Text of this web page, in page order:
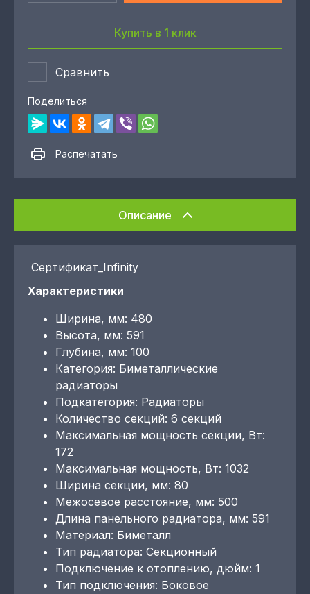
Купить в 1 клик
Сравнить
Поделиться
Распечатать
Описание
Сертификат_Infinity
Характеристики
Ширина, мм: 480
Высота, мм: 591
Глубина, мм: 100
Категория: Биметаллические
радиаторы
Подкатегория: Радиаторы
Количество секций: 6 секций
Максимальная мощность секции, Вт:
172
Максимальная мощность, Вт: 1032
Ширина секции, мм: 80
Межосевое расстояние, мм: 500
Длина панельного радиатора, мм: 591
Материал: Биметалл
Тип радиатора: Секционный
Подключение к отоплению, дюйм: 1
Тип подключения: Боковое